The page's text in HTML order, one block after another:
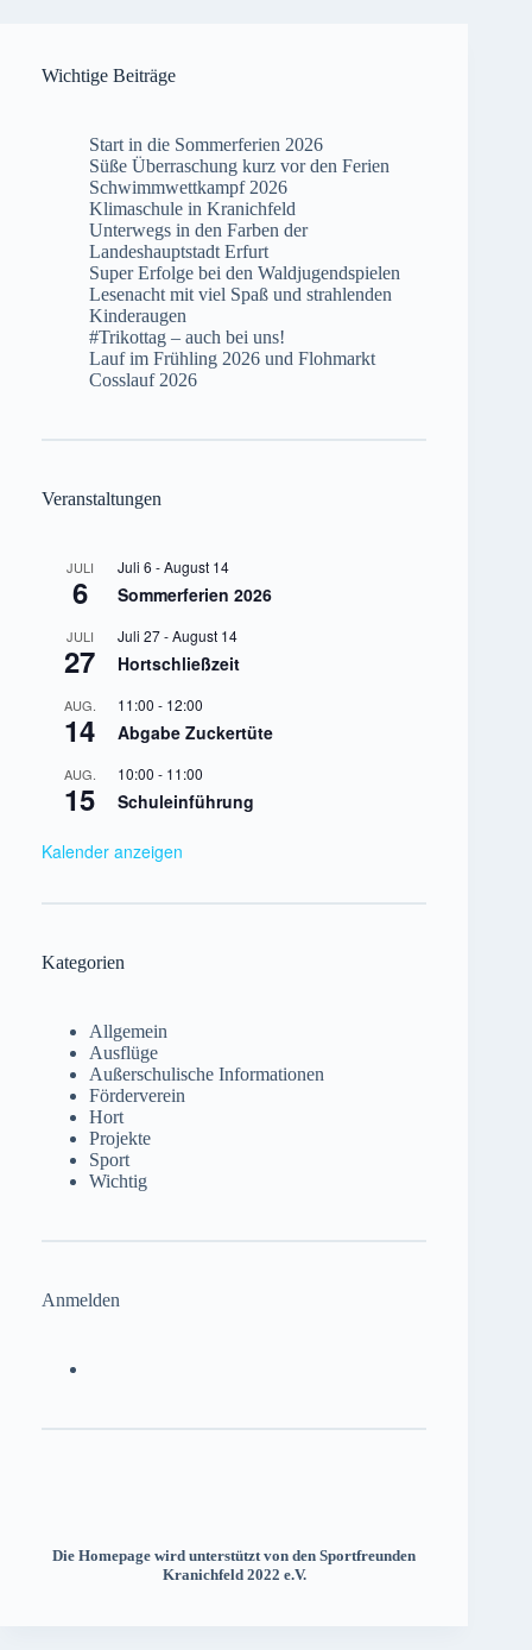
Wichtige Beiträge
Start in die Sommerferien 2026
Süße Überraschung kurz vor den Ferien
Schwimmwettkampf 2026
Klimaschule in Kranichfeld
Unterwegs in den Farben der
Landeshauptstadt Erfurt
Super Erfolge bei den Waldjugendspielen
Lesenacht mit viel Spaß und strahlenden
Kinderaugen
#Trikottag – auch bei uns!
Lauf im Frühling 2026 und Flohmarkt
Cosslauf 2026
Veranstaltungen
JULI
6
Juli 6 -August 14
Sommerferien 2026
JULI
27
Juli 27-August 14
Hortschließzeit
AUG.
14
11:00 - 12:00
Abgabe Zuckertüte
AUG.
15
10:00 - 11:00
Schuleinführung
Kalender anzeigen
Kategorien
Allgemein
Ausflüge
Außerschulische Informationen
Förderverein
Hort
Projekte
Sport
Wichtig
Anmelden
Die Homepage wird unterstützt von den Sportfreunden
Kranichfeld 2022 e.V.